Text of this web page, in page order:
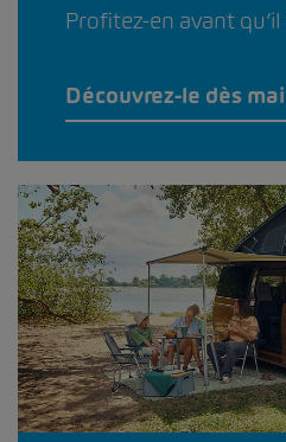
Profitez-en avant
Découvrez-le dès